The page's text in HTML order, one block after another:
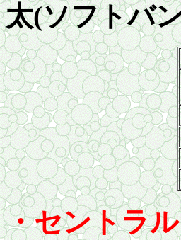
太(ソフトバ
・セントラ